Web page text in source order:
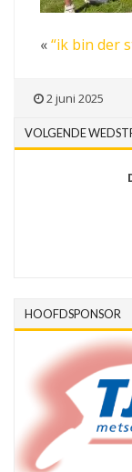
«“ik bin der
2 juni 2025
VOLGENDE
HOOFDSPONSOR